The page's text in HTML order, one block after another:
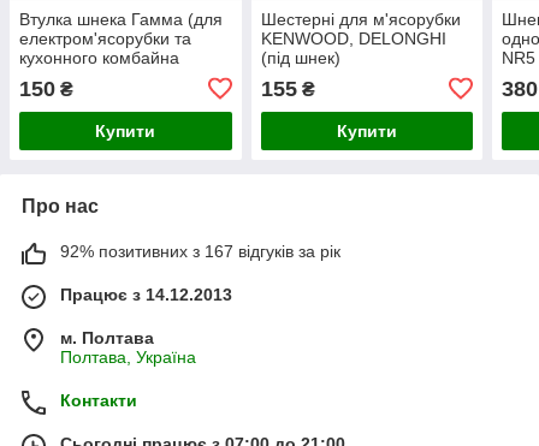
Втулка шнека Гамма (для
електром'ясорубки та
кухонного комбайна
Gamma)
150 ₴
Купити
Шестерні для м'ясорубки
KENWOOD, DELONGHI
(під шнек)
155₴
Купити
NR5
380
Про нас
92% позитивних з 167 відгуків за рік
Працює з 14.12.2013
м. Полтава
Полтава, Україна
Контакти